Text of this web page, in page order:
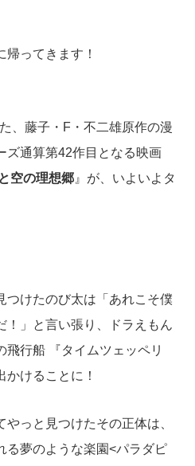
帰ってきます！
、藤子・F・不二雄原作の漫
ズ通算第42作目となる映画
空の理想郷 』が、いよいよタ
つけたのび太は 「あれこそ僕
！」と言い張り、ドラえもん
飛行船 『タイムツェッペリ
かけることに！
っと見つけたその正体は、
る夢のような楽園<パラダピ